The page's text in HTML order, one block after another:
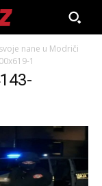
nane u Modriči
1